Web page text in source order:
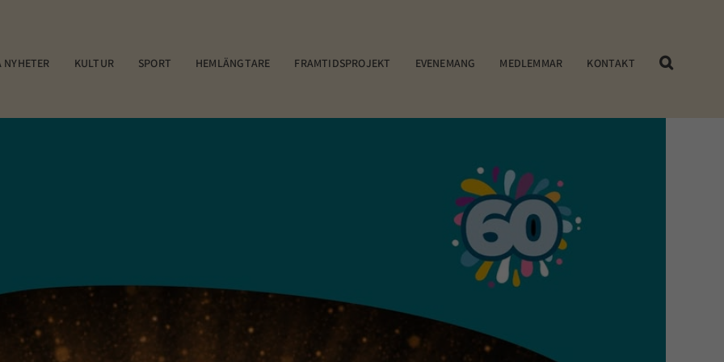
NYHETER KULTUR SPORT HEMLÄNGTARE FRAMTIDSPROJEKT EVENEMANG MEDLEMMAR KONTAKT